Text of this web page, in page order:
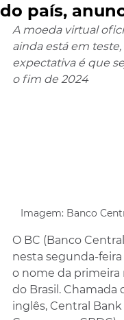
do país,
A moeda virtual
ainda está em teste,
expectativa é que
o fim de 2024
Imagem: Banco
O BC (Banco
nesta segunda-feira
o nome da primeira
do Brasil. Chamada
inglês, Central Bank